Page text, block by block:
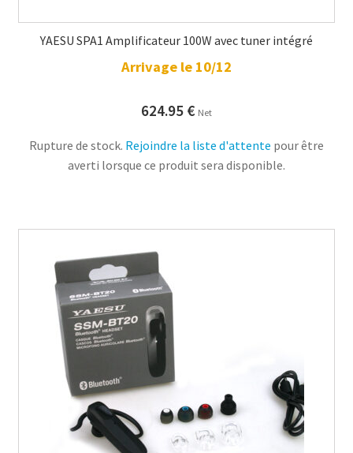
YAESU SPA1 Amplificateur 100W avec tuner intégré
Arrivage le 10/12
624.95 € Net
Rupture de stock. Rejoindre la liste d'attente pour être
averti lorsque ce produit sera disponible.